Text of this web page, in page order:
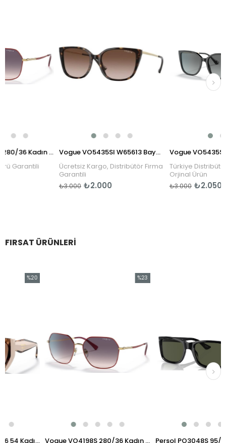
Vogue VO4198S 280/36 Kadın Güneş Gözlüğü
Vogue VO5435SI W65613 Bayan Güneş Gözlüğü
Ücretsiz Kargo, Distribütör Firma
Garantili
₺2.000
₺3.000
Türkiye Distribütörü
Orjinal Ürün
₺2.050
₺3.000
FIRSAT ÜRÜNLERI
Prada PR 15WS 01R0A6 54 Kadın Güneş Gözlüğü Vogue VO4198S 280/36 Kadın Güneş Gözlüğü